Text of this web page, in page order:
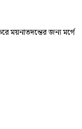
ময়নাতদন্তের জন্য মর্গে